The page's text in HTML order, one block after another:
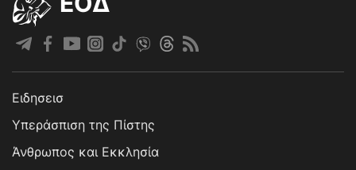
Ειδησεισ
Υπεράσπιση της Πίστης
Άνθρωπος και Εκκλησία